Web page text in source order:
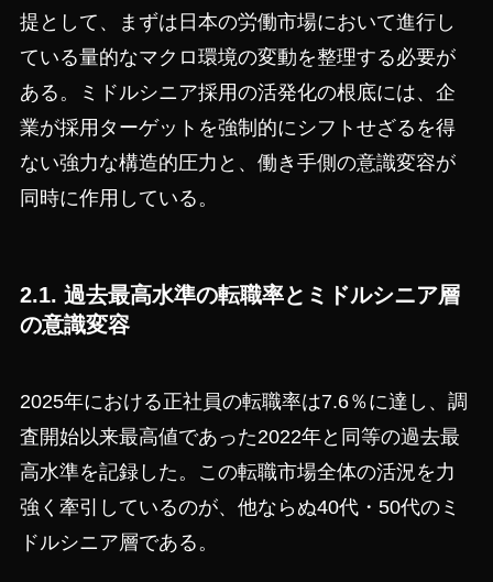
提として、まずは日本の労働市場において進行し
ている量的なマクロ環境の変動を整理する必要が
ある。ミドルシニア採用の活発化の根底には、企
業が採用ターゲットを強制的にシフトせざるを得
ない強力な構造的圧力と、働き手側の意識変容が
同時に作用している。
2.1. 過去最高水準の転職率とミドルシニア層
の意識変容
2025年における正社員の転職率は7.6％に達し、調
査開始以来最高値であった2022年と同等の過去最
高水準を記録した。この転職市場全体の活況を力
強く牽引しているのが、他ならぬ40代・50代のミ
ドルシニア層である。